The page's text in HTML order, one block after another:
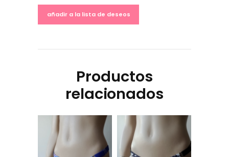
añadir a la lista de deseos
Productos
relacionados